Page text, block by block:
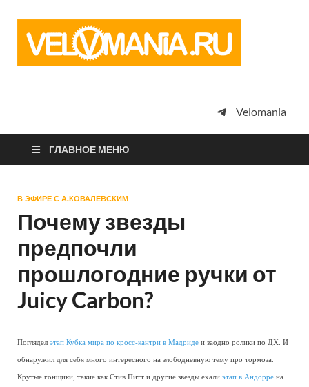
просто
Velomania
ГЛАВНОЕ МЕНЮ
В ЭФИРЕ С А.КОВАЛЕВСКИМ
Почему звезды
предпочли
прошлогодние ручки от
Juicy Carbon?
Поглядел этап Кубка мира по кросс-кантри в Мадриде и заодно ролики по ДХ. И
обнаружил для себя много интересного на злободневную тему про тормоза.
Крутые гонщики, такие как Стив Питт и другие звезды ехали этап в Андорре на